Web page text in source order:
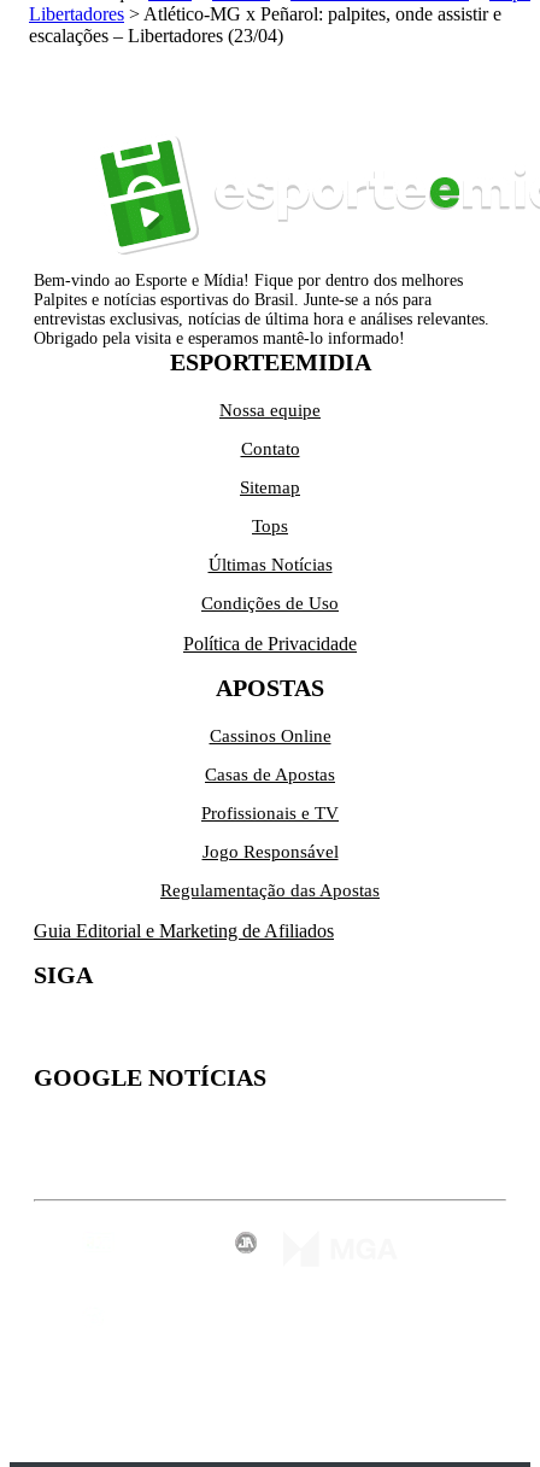
Libertadores > Atlético-MG x Peñarol: palpites, onde assistir e
escalações – Libertadores (23/04)
Bem-vindo ao Esporte e Mídia! Fique por dentro dos melhores
Palpites e notícias esportivas do Brasil. Junte-se a nós para
entrevistas exclusivas, notícias de última hora e análises relevantes.
Obrigado pela visita e esperamos mantê-lo informado!
ESPORTEEMIDIA
Nossa equipe
Contato
Sitemap
Tops
Últimas Notícias
Condições de Uso
Política de Privacidade
APOSTAS
Cassinos Online
Casas de Apostas
Profissionais e TV
Jogo Responsável
Regulamentação das Apostas
Guia Editorial e Marketing de Afiliados
SIGA
GOOGLE NOTÍCIAS